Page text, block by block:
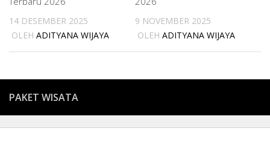
14 DESEMBER 2025
OLEH ADITYANA WIJAYA
9 NOVEMBER 2025
OLEH ADITYANA WIJAYA
PAKET WISATA